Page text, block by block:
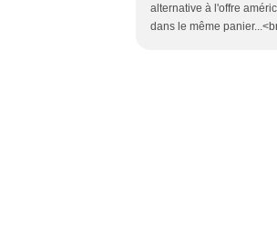
alternative à l'offre
dans le même